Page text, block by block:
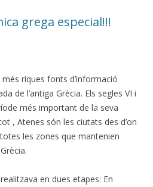
grega especial!!!
riques fonts d’informació
de l’antiga Grècia. Els segles VI i
més important de la seva
, Atenes són les ciutats des d’on
les zones que mantenien
en dues etapes: En